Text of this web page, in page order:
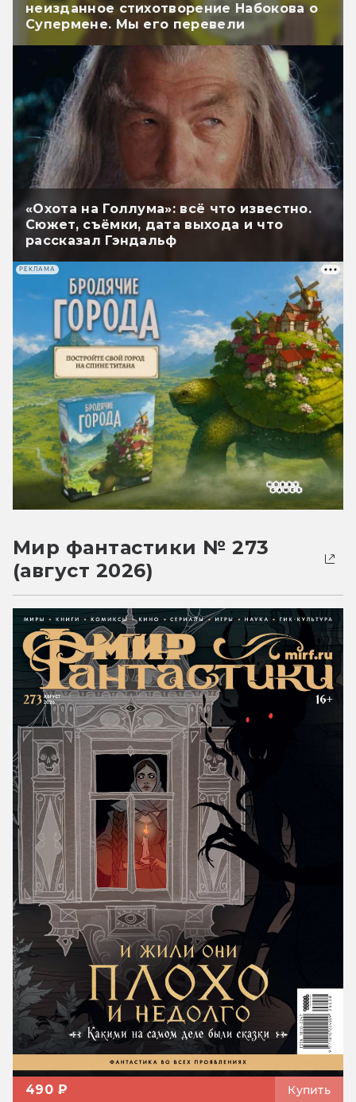
неизданное стихотворение Набокова о
Супермене. Мы его перевели
«Охота на Голлума»: всё что известно.
Сюжет, съёмки, дата выхода и что
рассказал Гэндальф
РЕКЛАМА
Мир фантастики № 273
(август 2026)
490 ₽ Купить